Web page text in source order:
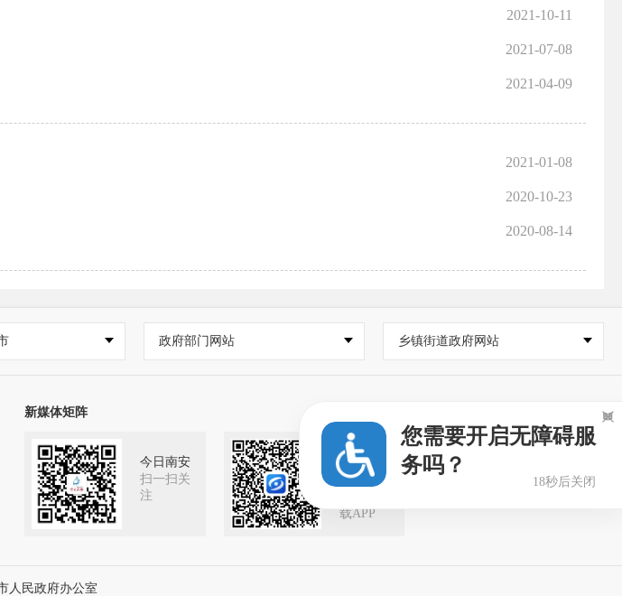
2021-10-11
2021-07-08
2021-04-09
2021-01-08
2020-10-23
2020-08-14
政府部门网站 乡镇街道政府网站
新媒体矩阵
今日南安
扫一扫关
注
闽政通
APP
载APP
人民政府办公室
您需要开启无障碍服
务吗？
18秒后关闭
